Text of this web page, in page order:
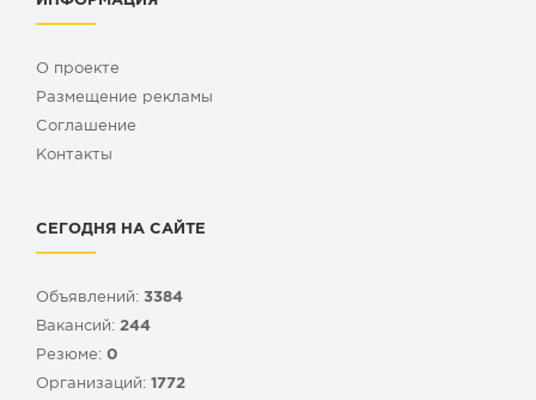
О проекте
Размещение рекламы
Cоглашение
Контакты
СЕГОДНЯ НА САЙТЕ
Объявлений: 3384
Вакансий: 244
Резюме: 0
Организаций: 1772